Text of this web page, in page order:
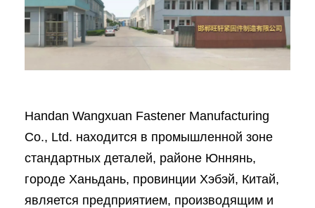
Handan Wangxuan Fastener Manufacturing
Co., Ltd. находится в промышленной зоне
стандартных деталей, районе Юннянь,
городе Ханьдань, провинции Хэбэй, Китай,
является предприятием, производящим и